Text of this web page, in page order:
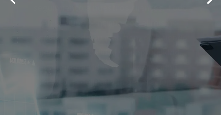
servicios de calidad y adaptabilidad,
servicio del cliente. Además, en nuestra
apuesta por la innovación colaboramos
con otras empresas tecnológicas